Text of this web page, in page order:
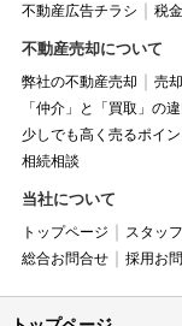
不動産広告チラシ
税
不動産売却について
弊社の不動産売却 売
「仲介」と「買取」の
少しでも高く売るポイン
相続相談
当社について
トップページ スタッ
総合お問合せ
採用お